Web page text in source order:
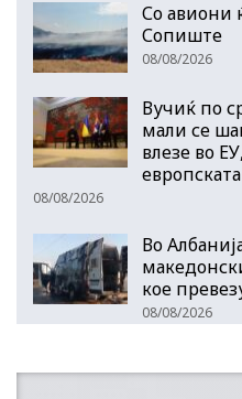
Со авиони
Сопиште
08/08/2026
Вучиќ по
мали се
влезе во
08/08/2026
Во
кое
08/08/2026